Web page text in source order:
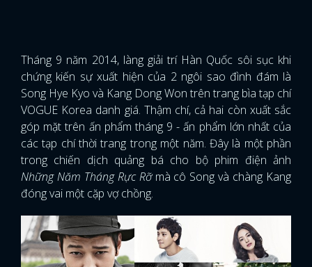
Tháng 9 năm 2014, làng giải trí Hàn Quốc sôi sục khi
chứng kiến sự xuất hiện của 2 ngôi sao đình đám là
Song Hye Kyo và Kang Dong Won trên trang bìa tạp chí
VOGUE Korea danh giá. Thậm chí, cả hai còn xuất sắc
góp mặt trên ấn phẩm tháng 9 - ấn phẩm lớn nhất của
các tạp chí thời trang trong một năm. Đây là một phần
trong chiến dịch quảng bá cho bộ phim điện ảnh
Những Năm Tháng Rực Rỡmà cô Song và chàng Kang
đóng vai một cặp vợ chồng.